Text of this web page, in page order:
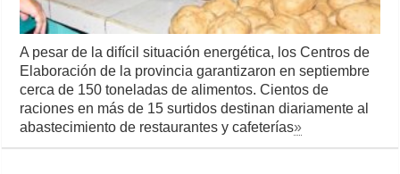
A pesar de la difícil situación energética, los Centros de
Elaboración de la provincia garantizaron en septiembre
cerca de 150 toneladas de alimentos. Cientos de
raciones en más de 15 surtidos destinan diariamente al
abastecimiento de restaurantes y cafeterías»